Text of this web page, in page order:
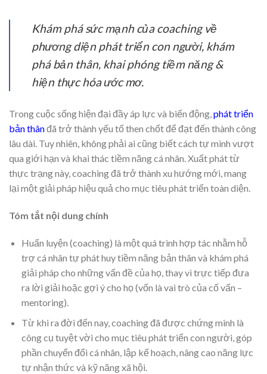
Khám phá sức mạnh của coaching về
phương diện phát triển con người, khám
phá bản thân, khai phóng tiềm năng &
hiện thực hóa ước mơ.
Trong cuộc sống hiện đại đầy áp lực và biến động,phát triển
bản thânđã trở thành yếu tố then chốt để đạt đến thành công
lâu dài. Tuy nhiên, không phải ai cũng biết cách tự mình vượt
qua giới hạn và khai thác tiềm năng cá nhân. Xuất phát từ
thực trạng này, coaching đã trở thành xu hướng mới, mang
lại một giải pháp hiệu quả cho mục tiêu phát triển toàn diện.
Tóm tắt nội dung chính
Huấn luyện (coaching) là một quá trình hợp tác nhằm hỗ
trợ cá nhân tự phát huy tiềm năng bản thân và khám phá
giải pháp cho những vấn đề của họ, thay vì trực tiếp đưa
ra lời giải hoặc gợi ý cho họ (vốn là vai trò của cố vấn –
mentoring).
Từ khi ra đời đến nay, coaching đã được chứng minh là
công cụ tuyệt vời cho mục tiêu phát triển con người, góp
phần chuyển đổi cá nhân, lập kế hoạch, nâng cao năng lực
tự nhận thức và kỹ năng xã hội.